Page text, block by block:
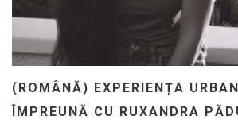
(ROMÂNĂ) EXPERIENȚA
ÎMPREUNĂ CU RUXANDRA